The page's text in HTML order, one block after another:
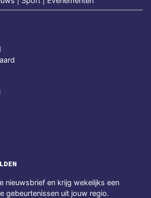
nieuwsbrief en krijg wekelijks een
gebeurtenissen uit jouw regio.